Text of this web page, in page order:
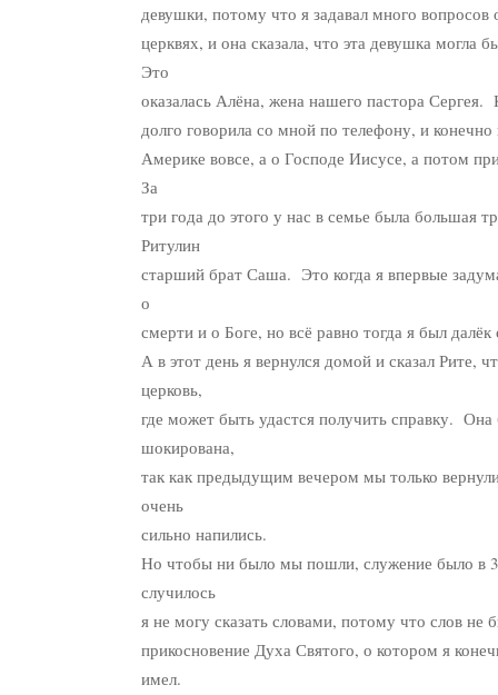
девушки, потому что я задавал много вопросов
церквях, и она сказала, что эта девушка могла
Это
оказалась Алёна, жена нашего пастора Сергея.
долго говорила со мной по телефону, и
Америке вовсе, а о Господе Иисусе, а потом
За
три года до этого у нас в семье была большая
Ритулин
старший брат Саша. Это когда я впервые
о
смерти и о Боге, но всё равно тогда я был
А в этот день я вернулся домой и сказал Рите,
церковь,
где может быть удастся получить справку. Она
шокирована,
так как предыдущим вечером мы только
очень
сильно напились.
Но чтобы ни было мы пошли, служение было в
случилось
я не могу сказать словами, потому что слов не
прикосновение Духа Святого, о котором я
имел.